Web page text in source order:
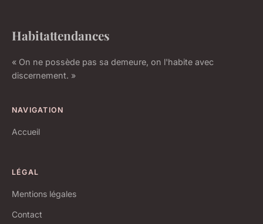
Habitattendances
« On ne possède pas sa demeure, on l'habite avec
discernement. »
NAVIGATION
Accueil
LÉGAL
Mentions légales
Contact